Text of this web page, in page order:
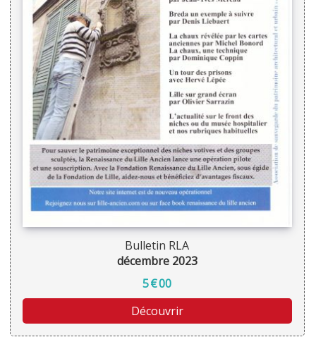
Bulletin RLA
décembre 2023
5€00
Découvrir